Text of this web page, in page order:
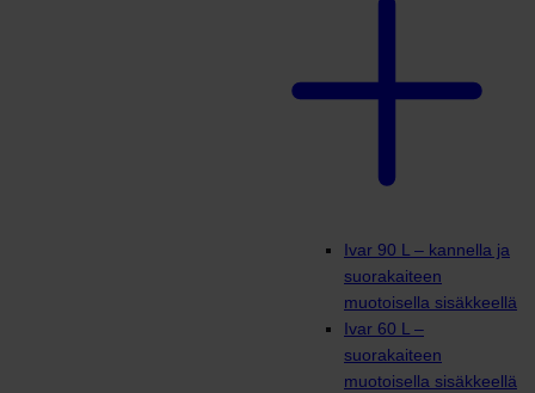
Ivar 90 L – kannella ja
suorakaiteen
muotoisella sisäkkeellä
Ivar 60 L –
suorakaiteen
muotoisella sisäkkeellä